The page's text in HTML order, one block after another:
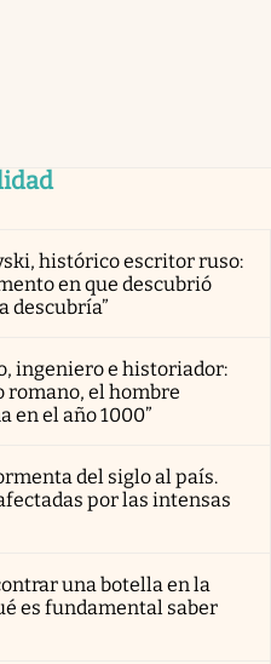
histórico escritor ruso:
en que descubrió
descubría”
ingeniero e historiador:
romano, el hombre
en el año 1000”
del siglo al país.
por las intensas
una botella en la
es fundamental saber